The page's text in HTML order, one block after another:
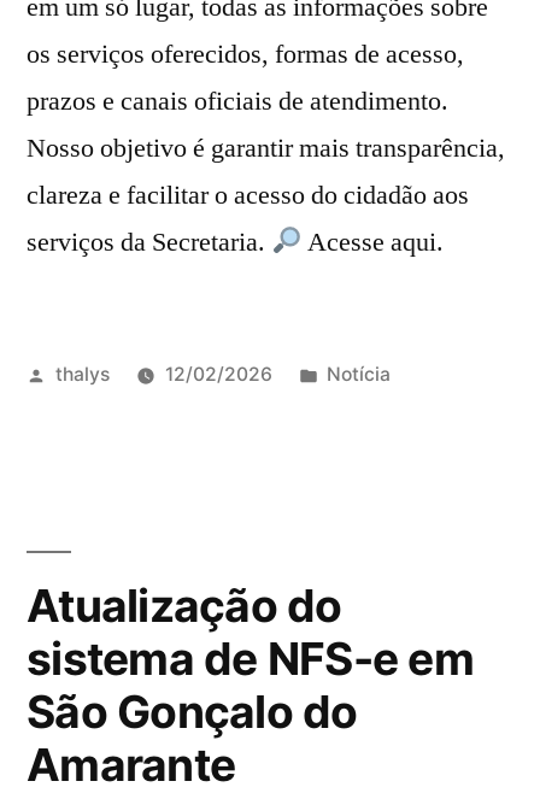
em um só lugar, todas as informações sobre
os serviços oferecidos, formas de acesso,
prazos e canais oficiais de atendimento.
Nosso objetivo é garantir mais transparência,
clareza e facilitar o acesso do cidadão aos
serviços da Secretaria.
Acesse aqui.
thalys 12/02/2026 Notícia
Atualização do
sistema de NFS-e em
São Gonçalo do
Amarante